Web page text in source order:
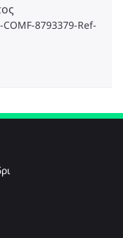
8793379-Ref-